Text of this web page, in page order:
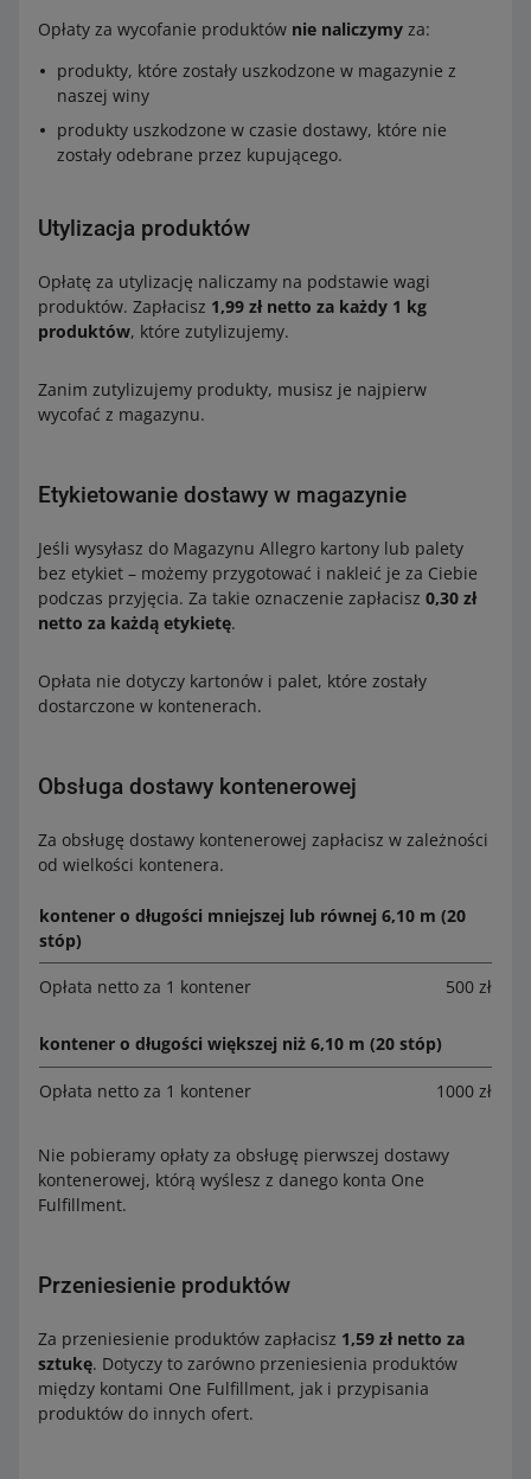
Opłaty za wycofanie produktów nie naliczymy za:
produkty, które zostały uszkodzone w magazynie z
naszej winy
produkty uszkodzone w czasie dostawy, które nie
zostały odebrane przez kupującego.
Utylizacja produktów
Opłatę za utylizację naliczamy na podstawie wagi
produktów. Zapłacisz 1,99 zł netto za każdy 1 kg
produktów, które zutylizujemy.
Zanim zutylizujemy produkty, musisz je najpierw
wycofać z magazynu.
Etykietowanie dostawy w magazynie
Jeśli wysyłasz do Magazynu Allegro kartony lub palety
bez etykiet – możemy przygotować i nakleić je za Ciebie
podczas przyjęcia. Za takie oznaczenie zapłacisz 0,30 zł
netto za każdą etykietę.
Opłata nie dotyczy kartonów i palet, które zostały
dostarczone w kontenerach.
Obsługa dostawy kontenerowej
Za obsługę dostawy kontenerowej zapłacisz w zależności
od wielkości kontenera.
kontener o długości mniejszej lub równej 6,10 m (20
stóp)
Opłata netto za 1 kontener 500 zł
kontener o długości większej niż 6,10 m (20 stóp)
Opłata netto za 1 kontener 1000 zł
Nie pobieramy opłaty za obsługę pierwszej dostawy
kontenerowej, którą wyślesz z danego konta One
Fulfillment.
Przeniesienie produktów
Za przeniesienie produktów zapłacisz 1,59 zł netto za
sztukę. Dotyczy to zarówno przeniesienia produktów
między kontami One Fulfillment, jak i przypisania
produktów do innych ofert.